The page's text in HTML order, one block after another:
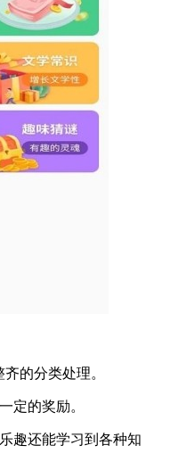
的分类处理。
定的奖励。
趣还能学习到各种知